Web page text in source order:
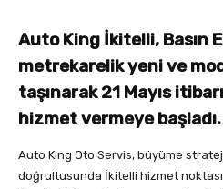
Auto King İkitelli, Basın
metrekarelik yeni ve
taşınarak 21 Mayıs
hizmet vermeye başladı.
Auto King Oto Servis, büyüme
doğrultusunda İkitelli hizmet